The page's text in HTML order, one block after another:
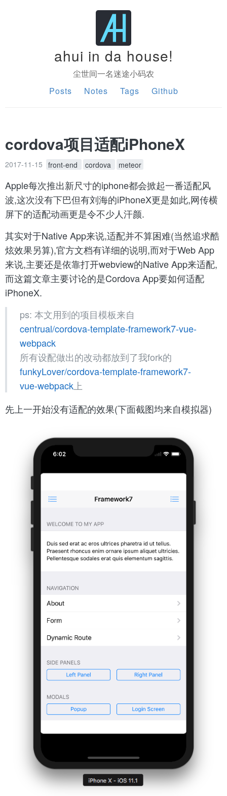
ahui in da house!
尘世间一名迷途小码农
Posts
Notes Tags Github
cordova项目适配iPhoneX
2017-11-15 front-end cordova meteor
Apple每次推出新尺寸的iphone都会掀起一番适配风
波,这次没有下巴但有刘海的iPhoneX更是如此,网传横
屏下的适配动画更是令不少人汗颜.
其实对于Native App来说,适配并不算困难(当然追求酷
炫效果另算),官方文档有详细的说明,而对于Web App
来说,主要还是依靠打开webview的Native App来适配,
而这篇文章主要讨论的是Cordova App要如何适配
iPhoneX.
ps: 本文用到的项目模板来自
centrual/cordova-template-framework7-vue-
webpack
所有设配做出的改动都放到了我fork的
funkyLover/cordova-template-framework7-
vue-webpack上
先上一开始没有适配的效果(下面截图均来自模拟器)